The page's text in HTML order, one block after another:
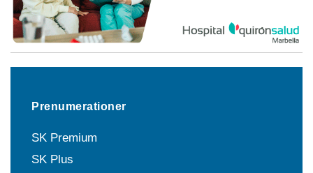
Prenumerationer
SK Premium
SK Plus